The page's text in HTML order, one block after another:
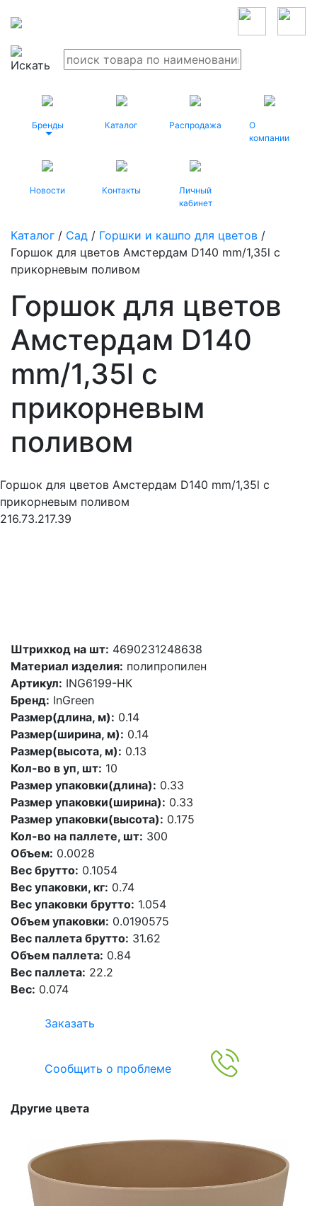
Бренды Каталог Распродажа
О
компании
Новости Контакты
Личный
кабинет
Каталог / Сад / Горшки и кашпо для цветов /
Горшок для цветов Амстердам D140 mm/1,35l с
прикорневым поливом
Горшок для цветов
Амстердам D140
mm/1,35l с
прикорневым
поливом
Горшок для цветов Амстердам D140 mm/1,35l с
прикорневым поливом
216.73.217.39
Штрихкод на шт: 4690231248638
Материал изделия: полипропилен
Артикул: ING6199-НК
Бренд: InGreen
Размер(длина, м): 0.14
Размер(ширина, м): 0.14
Размер(высота, м): 0.13
Кол-во в уп, шт: 10
Размер упаковки(длина): 0.33
Размер упаковки(ширина): 0.33
Размер упаковки(высота): 0.175
Кол-во на паллете, шт: 300
Объем: 0.0028
Вес брутто: 0.1054
Вес упаковки, кг: 0.74
Вес упаковки брутто: 1.054
Объем упаковки: 0.0190575
Вес паллета брутто: 31.62
Объем паллета: 0.84
Вес паллета: 22.2
Вес: 0.074
Заказать
Сообщить о проблеме
Другие цвета